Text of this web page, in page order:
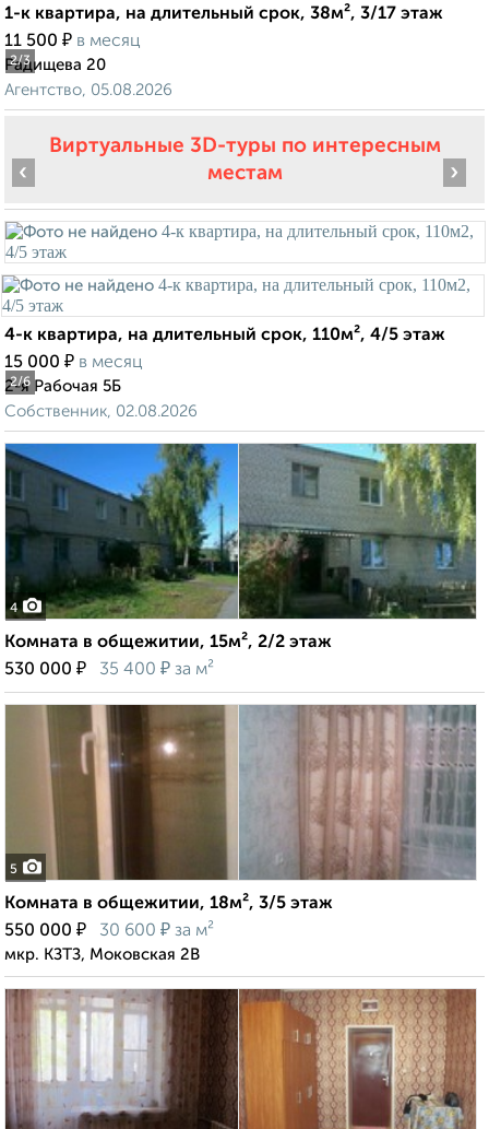
2/3
1-к квартира, на длительный срок, 38м², 3/17 этаж
11 500 ₽ в месяц
Радищева 20
Агентство, 05.08.2026
Виртуальные 3D-туры по интересным
местам
2/6
‹ ›
4-к квартира, на длительный срок, 110м², 4/5 этаж
15 000 ₽ в месяц
2-я Рабочая 5Б
Собственник, 02.08.2026
4
Комната в общежитии, 15м², 2/2 этаж
530 000 ₽ 35 400 ₽ за м²
5
Комната в общежитии, 18м², 3/5 этаж
550 000 ₽ 30 600 ₽ за м²
мкр. КЗТЗ, Моковская 2В